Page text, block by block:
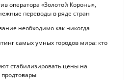
оператора «Золотой Короны»,
переводы в ряде стран
необходимо как никогда
самых умных городов мира: кто
стабилизировать цены на